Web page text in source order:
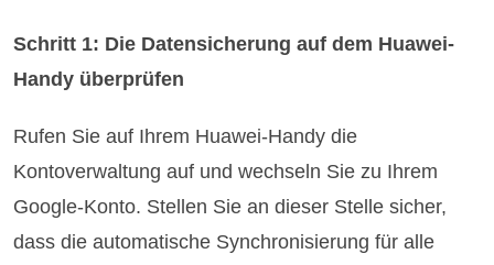
Schritt 1: Die Datensicherung auf dem Huawei-
Handy überprüfen
Rufen Sie auf Ihrem Huawei-Handy die
Kontoverwaltung auf und wechseln Sie zu Ihrem
Google-Konto. Stellen Sie an dieser Stelle sicher,
dass die automatische Synchronisierung für alle